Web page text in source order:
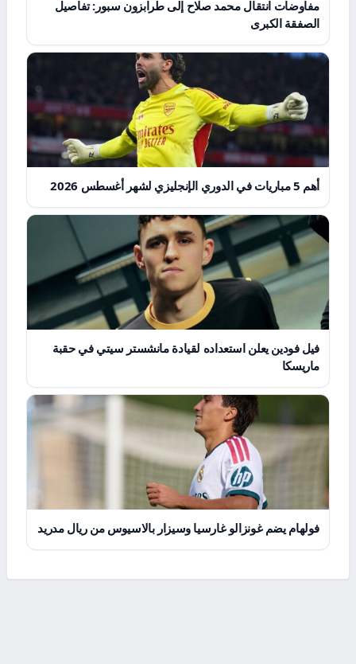
مفاوضات انتقال محمد صلاح إلى طرابزون سبور: تفاصيل
الصفقة الكبرى
أهم 5 مباريات في الدوري الإنجليزي لشهر أغسطس 2026
فيل فودين يعلن استعداده لقيادة مانشستر سيتي في حقبة
ماريسكا
فولهام يضم غونزالو غارسيا وسيزار بالاسيوس من ريال مدريد